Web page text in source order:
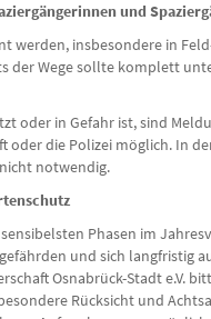
und
werden, insbesondere in
der Wege sollte komplett
oder in Gefahr ist, sind
oder die Polizei möglich. In
notwendig.
Phasen im
und sich langfristig
Osnabrück-Stadt e.V.
Rücksicht und